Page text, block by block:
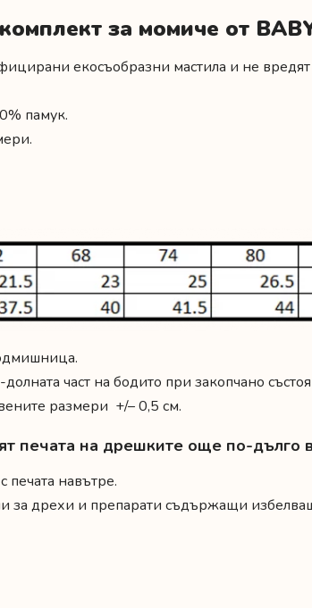
за момиче от
екосъобразни мастила и не
памук.
част на бодито при закопчано
размери +/– 0,5 см.
печата на дрешките още по-дълго
печата навътре.
за дрехи и препарати съдържащи